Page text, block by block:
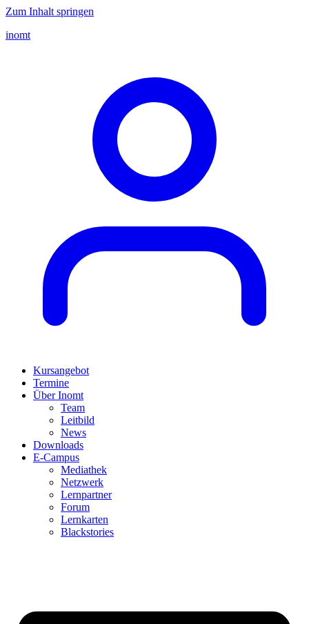
Zum Inhalt springen
inomt
Kursangebot
Termine
Über Inomt
Team
Leitbild
News
Downloads
E-Campus
Mediathek
Netzwerk
Lernpartner
Forum
Lernkarten
Blackstories